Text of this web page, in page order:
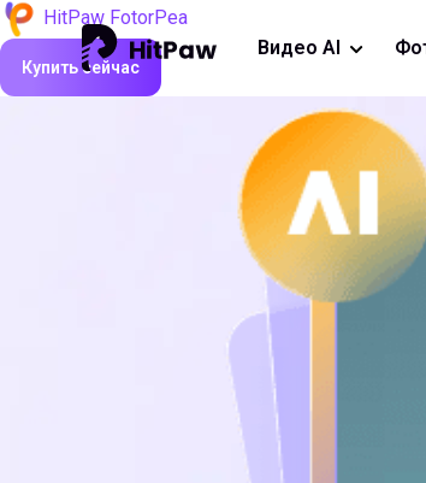
Видео AI
HitPaw FotorPea
Купить сейчас